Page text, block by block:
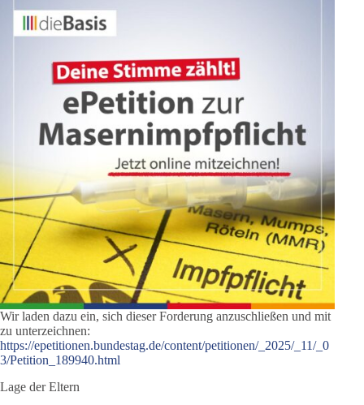
Wir laden dazu ein, sich dieser Forderung anzuschließen und mit
zu unterzeichnen:
https://epetitionen.bundestag.de/content/petitionen/_2025/_11/_0
3/Petition_189940.html
Lage der Eltern